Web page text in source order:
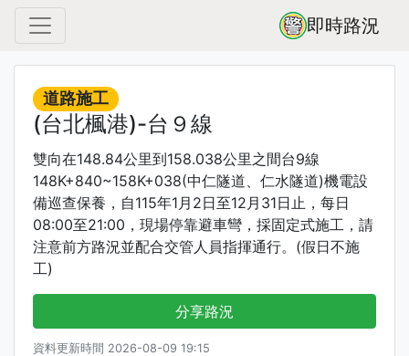
即時路況
道路施工
(台北楓港)-台９線
雙向在148.84公里到158.038公里之間台9線
148K+840~158K+038(中仁隧道、仁水隧道)機電設
備巡查保養，自115年1月2日至12月31日止，每日
08:00至21:00，現場停靠避車彎，採固定式施工，請
注意前方路況並配合交管人員指揮通行。(假日不施
工)
分享路況
資料更新時間 2026-08-09 19:15